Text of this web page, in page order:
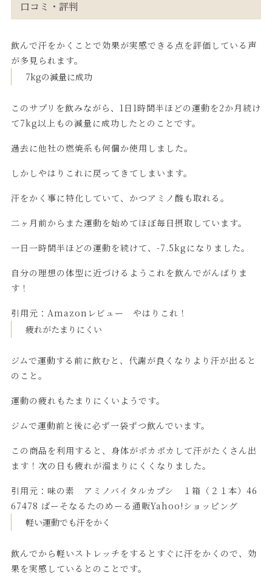
口コミ・評判
飲んで汗をかくことで効果が実感できる点を評価している声
が多見られます。
7kgの減量に成功
このサプリを飲みながら、1日1時間半ほどの運動を2か月続け
て7kg以上もの減量に成功したとのことです。
過去に他社の燃焼系も何個か使用しました。
しかしやはりこれに戻ってきてしまいます。
汗をかく事に特化していて、かつアミノ酸も取れる。
二ヶ月前からまた運動を始めてほぼ毎日摂取しています。
一日一時間半ほどの運動を続けて、-7.5kgになりました。
自分の理想の体型に近づけるようこれを飲んでがんばりま
す！
引用元： Amazonレビュー やはりこれ！
疲れがたまりにくい
ジムで運動する前に飲むと、代謝が良くなりより汗が出ると
のこと。
運動の疲れもたまりにくいようです。
ジムで運動前と後に必ず一袋ずつ飲んでいます。
この商品を利用すると、身体がポカポカして汗がたくさん出
ます！次の日も疲れが溜まりにくくなりました。
引用元： 味の素 アミノバイタルカプシ １箱（２１本）46
67478 ぱーそなるたのめーる通販Yahoo!ショッピング
軽い運動でも汗をかく
飲んでから軽いストレッチをするとすぐに汗をかくので、効
果を実感しているとのことです。